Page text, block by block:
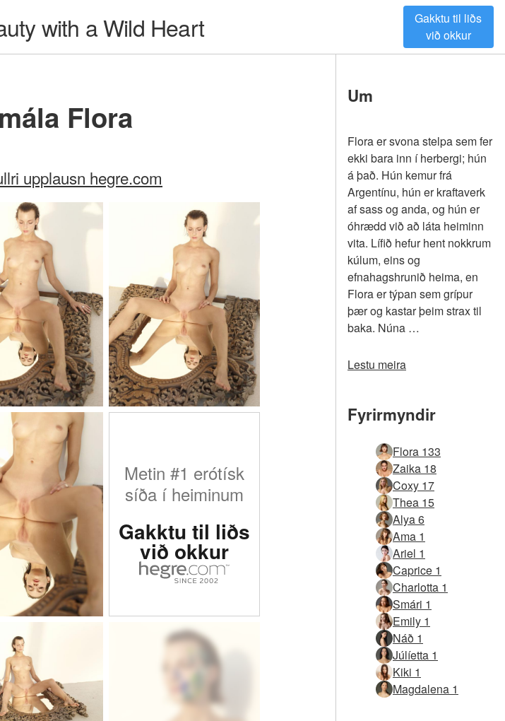
with a Wild Heart
Gakktu til liðs
við okkur
Flora
upplausn hegre.com
Metin #1 erótísk
síða í heiminum
Gakktu til liðs
við okkur
Um
Flora er svona stelpa sem fer
ekki bara inn í herbergi; hún
á það. Hún kemur frá
Argentínu, hún er kraftaverk
af sass og anda, og hún er
óhrædd við að láta heiminn
vita. Lífið hefur hent nokkrum
kúlum, eins og
efnahagshrunið heima, en
Flora er týpan sem grípur
þær og kastar þeim strax til
baka. Núna …
Lestu meira
Fyrirmyndir
Flora 133
Zaika 18
Coxy 17
Thea 15
Alya 6
Ama 1
Ariel 1
Caprice 1
Charlotta 1
Smári 1
Emily 1
Náð 1
Júlíetta 1
Kiki 1
Magdalena 1